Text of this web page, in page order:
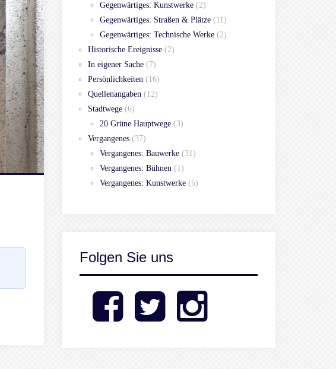
Gegenwärtiges: Kunstwerke (2)
Gegenwärtiges: Straßen & Plätze (11)
Gegenwärtiges: Technische Werke (2)
Historische Ereignisse (2)
In eigener Sache (7)
Persönlichkeiten (16)
Quellenangaben (12)
Stadtwege (6)
20 Grüne Hauptwege (3)
Vergangenes (37)
Vergangenes: Bauwerke (31)
Vergangenes: Bühnen (1)
Vergangenes: Kunstwerke (5)
Folgen Sie uns
Facebook Twitter Instagram